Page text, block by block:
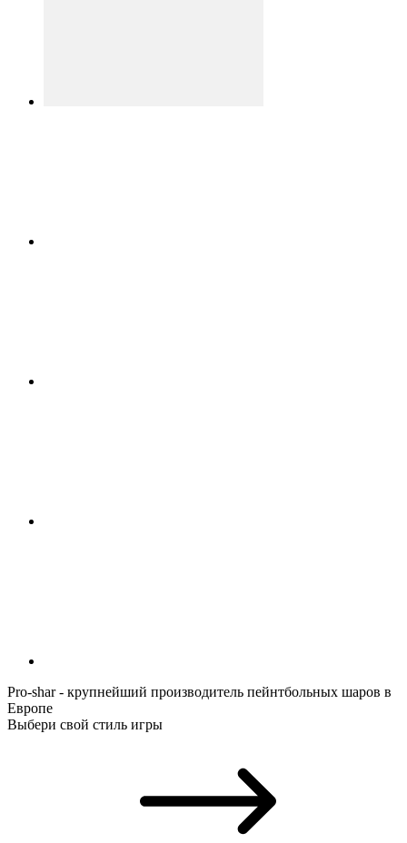
Pro-shar - крупнейший производитель пейнтбольных шаров в
Европе
Выбери свой стиль игры